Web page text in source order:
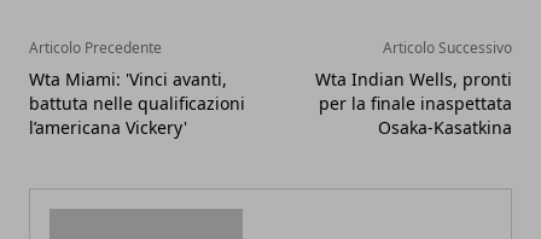
Articolo Precedente
Wta Miami: 'Vinci avanti,
battuta nelle qualificazioni
l’americana Vickery'
Articolo Successivo
Wta Indian Wells, pronti
per la finale inaspettata
Osaka-Kasatkina